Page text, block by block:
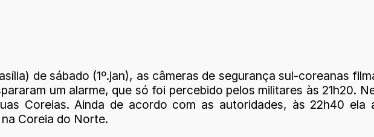
de sábado (1º.jan), as câmeras de segurança sul-coreanas
um alarme, que só foi percebido pelos militares às 21h20.
Coreias. Ainda de acordo com as autoridades, às 22h40
Coreia do Norte.